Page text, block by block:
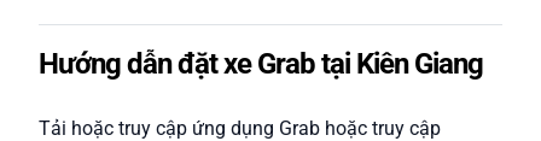
Hướng dẫn đặt xe Grab tại Kiên Giang
Tải hoặc truy cập ứng dụng Grab hoặc truy cập